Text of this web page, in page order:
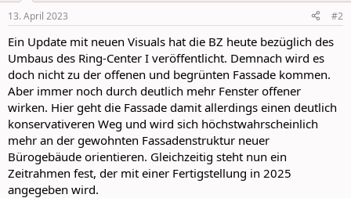
s
13. April 2023 #2
Ein Update mit neuen Visuals hat die BZ heute bezüglich des
Umbaus des Ring-Center I veröffentlicht. Demnach wird es
doch nicht zu der offenen und begrünten Fassade kommen.
Aber immer noch durch deutlich mehr Fenster offener
wirken. Hier geht die Fassade damit allerdings einen deutlich
konservativeren Weg und wird sich höchstwahrscheinlich
mehr an der gewohnten Fassadenstruktur neuer
Bürogebäude orientieren. Gleichzeitig steht nun ein
Zeitrahmen fest, der mit einer Fertigstellung in 2025
angegeben wird.